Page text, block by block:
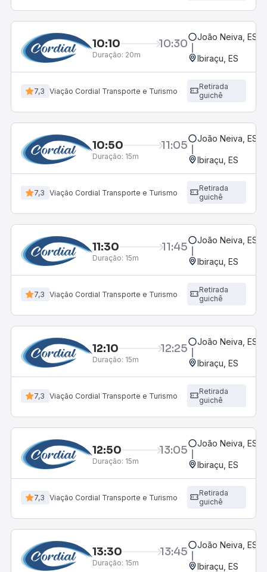
10:10 10:30
Duração: 20m
João Neiva, ES
Ibiraçu, ES
7,3 Viação Cordial Transporte e Turismo
Retirada
guichê
10:50 11:05
Duração: 15m
João Neiva, ES
Ibiraçu, ES
7,3 Viação Cordial Transporte e Turismo
Retirada
guichê
11:30 11:45
Duração: 15m
João Neiva, ES
Ibiraçu, ES
7,3 Viação Cordial Transporte e Turismo
Retirada
guichê
12:10 12:25
Duração: 15m
João Neiva, ES
Ibiraçu, ES
7,3 Viação Cordial Transporte e Turismo
Retirada
guichê
12:50 13:05
Duração: 15m
João Neiva, ES
Ibiraçu, ES
7,3 Viação Cordial Transporte e Turismo
Retirada
guichê
13:30 13:45
Duração: 15m
João Neiva, ES
Ibiraçu, ES